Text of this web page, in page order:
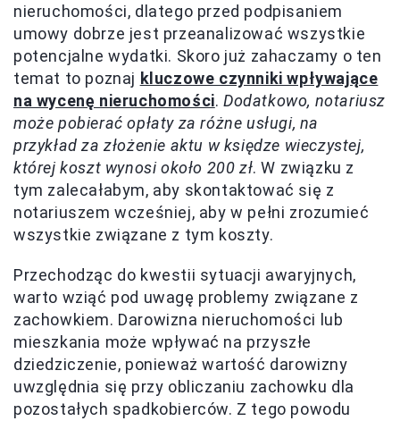
nieruchomości, dlatego przed podpisaniem
umowy dobrze jest przeanalizować wszystkie
potencjalne wydatki. Skoro już zahaczamy o ten
temat to poznaj kluczowe czynniki wpływające
na wycenę nieruchomości.Dodatkowo, notariusz
może pobierać opłaty za różne usługi, na
przykład za złożenie aktu w księdze wieczystej,
której koszt wynosi około 200 zł. W związku z
tym zalecałabym, aby skontaktować się z
notariuszem wcześniej, aby w pełni zrozumieć
wszystkie związane z tym koszty.
Przechodząc do kwestii sytuacji awaryjnych,
warto wziąć pod uwagę problemy związane z
zachowkiem. Darowizna nieruchomości lub
mieszkania może wpływać na przyszłe
dziedziczenie, ponieważ wartość darowizny
uwzględnia się przy obliczaniu zachowku dla
pozostałych spadkobierców. Z tego powodu